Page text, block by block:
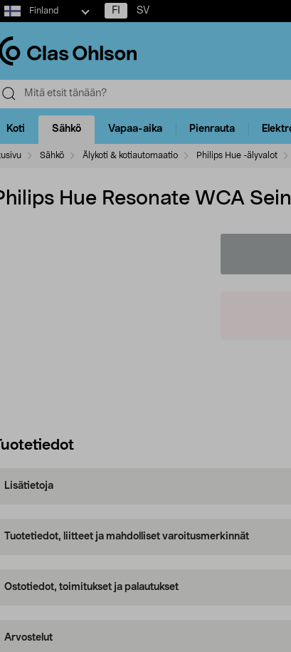
Finland FI SV
Koti Sähkö Vapaa-aika Pienrauta
Sähkö Älykoti & kotiautomaatio Philips Hue -älyvalot
Hue Resonate WCA
Lisätietoja
Tuotetiedot, liitteet ja mahdolliset varoitusmerkinnät
Ostotiedot, toimitukset ja palautukset
Arvostelut